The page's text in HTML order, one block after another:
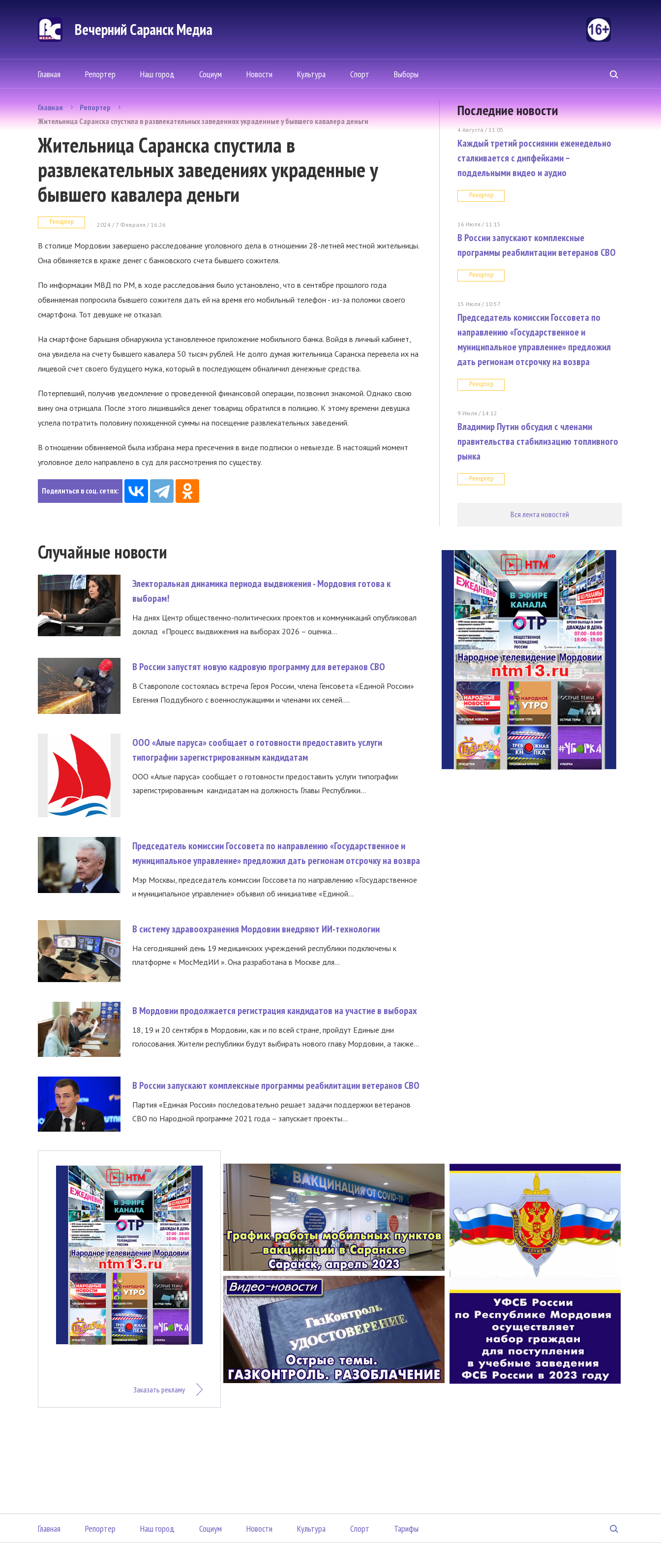
Вечерний Саранск Mедиа
Главная Репортер Наш город Социум Новости Культура Спорт Выборы
Главная
Репортер
Жительница Саранска спустила в развлекательных заведениях украденные у бывшего кавалера деньги
Жительница Саранска спустила в
развлекательных заведениях украденные у
бывшего кавалера деньги
Репортер 2024 / 7 Февраля / 16:26
В столице Мордовии завершено расследование уголовного дела в отношении 28-летней местной жительницы.
Она обвиняется в краже денег с банковского счета бывшего сожителя.
По информации МВД по РМ, в ходе расследования было установлено, что в сентябре прошлого года
обвиняемая попросила бывшего сожителя дать ей на время его мобильный телефон - из-за поломки своего
смартфона. Тот девушке не отказал.
На смартфоне барышня обнаружила установленное приложение мобильного банка. Войдя в личный кабинет,
она увидела на счету бывшего кавалера 50 тысяч рублей. Не долго думая жительница Саранска перевела их на
лицевой счет своего будущего мужа, который в последующем обналичил денежные средства.
Потерпевший, получив уведомление о проведенной финансовой операции, позвонил знакомой. Однако свою
вину она отрицала. После этого лишившийся денег товарищ обратился в полицию. К этому времени девушка
успела потратить половину похищенной суммы на посещение развлекательных заведений.
В отношении обвиняемой была избрана мера пресечения в виде подписки о невыезде. В настоящий момент
уголовное дело направлено в суд для рассмотрения по существу.
Поделиться в соц. сетях:
Случайные новости
Электоральная динамика периода выдвижения - Мордовия готова к
выборам!
На днях Центр общественно-политических проектов и коммуникаций опубликовал
доклад «Процесс выдвижения на выборах 2026 – оценка...
В России запустят новую кадровую программу для ветеранов СВО
В Ставрополе состоялась встреча Героя России, члена Генсовета «Единой России»
Евгения Поддубного с военнослужащими и членами их семей....
ООО «Алые паруса» сообщает о готовности предоставить услуги
типографии зарегистрированным кандидатам
ООО «Алые паруса» сообщает о готовности предоставить услуги типографии
зарегистрированным кандидатам на должность Главы Республики...
Председатель комиссии Госсовета по направлению «Государственное и
муниципальное управление» предложил дать регионам отсрочку на возвра
Мэр Москвы, председатель комиссии Госсовета по направлению «Государственное
и муниципальное управление» объявил об инициативе «Единой...
В систему здравоохранения Мордовии внедряют ИИ-технологии
На сегодняшний день 19 медицинских учреждений республики подключены к
платформе « МосМедИИ ». Она разработана в Москве для...
В Мордовии продолжается регистрация кандидатов на участие в выборах
18, 19 и 20 сентября в Мордовии, как и по всей стране, пройдут Единые дни
голосования. Жители республики будут выбирать нового главу Мордовии, а также...
В России запускают комплексные программы реабилитации ветеранов СВО
Партия «Единая Россия» последовательно решает задачи поддержки ветеранов
СВО по Народной программе 2021 года – запускает проекты...
Последние новости
4 Августа / 11:05
Каждый третий россиянин еженедельно
сталкивается с дипфейками –
поддельными видео и аудио
Репортер
16 Июля / 11:15
В России запускают комплексные
программы реабилитации ветеранов СВО
Репортер
15 Июля / 10:57
Председатель комиссии Госсовета по
направлению «Государственное и
муниципальное управление» предложил
дать регионам отсрочку на возвра
Репортер
9 Июля / 14:12
Владимир Путин обсудил с членами
правительства стабилизацию топливного
рынка
Репортер
Вся лента новостей
Заказать рекламу
Главная Репортер Наш город Социум Новости Культура Спорт Тарифы